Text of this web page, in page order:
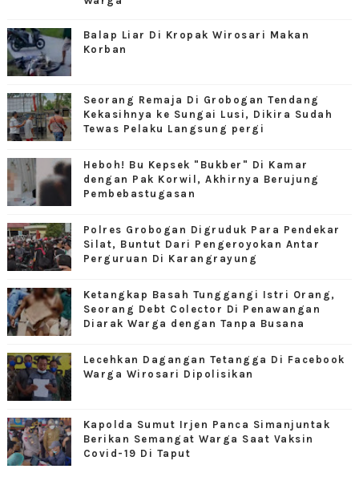
Balap Liar Di Kropak Wirosari Makan
Korban
Seorang Remaja Di Grobogan Tendang
Kekasihnya ke Sungai Lusi, Dikira Sudah
Tewas Pelaku Langsung pergi
Heboh! Bu Kepsek "Bukber" Di Kamar
dengan Pak Korwil, Akhirnya Berujung
Pembebastugasan
Polres Grobogan Digruduk Para Pendekar
Silat, Buntut Dari Pengeroyokan Antar
Perguruan Di Karangrayung
Ketangkap Basah Tunggangi Istri Orang,
Seorang Debt Colector Di Penawangan
Diarak Warga dengan Tanpa Busana
Lecehkan Dagangan Tetangga Di Facebook
Warga Wirosari Dipolisikan
Kapolda Sumut Irjen Panca Simanjuntak
Berikan Semangat Warga Saat Vaksin
Covid-19 Di Taput